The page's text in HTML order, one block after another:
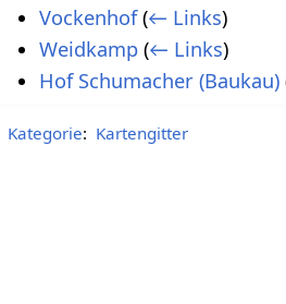
Vockenhof (← Links)
Weidkamp (← Links)
Hof Schumacher (Baukau)
Kategorie: Kartengitter